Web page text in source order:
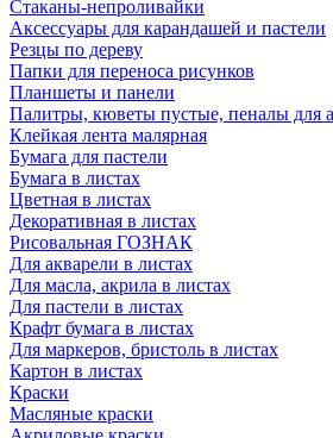
Стаканы-непроливайки
Аксессуары для карандашей и пастели
Резцы по дереву
Папки для переноса рисунков
Планшеты и панели
Палитры, кюветы пустые, пеналы для
Клейкая лента малярная
Бумага для пастели
Бумага в листах
Цветная в листах
Декоративная в листах
Рисовальная ГОЗНАК
Для акварели в листах
Для масла, акрила в листах
Для пастели в листах
Крафт бумага в листах
Для маркеров, бристоль в листах
Картон в листах
Краски
Масляные краски